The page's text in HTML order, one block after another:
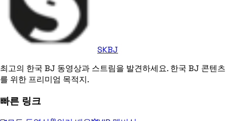
SKBJ
최고의 한국 BJ 동영상과 스트림을 발견하세요. 한국 BJ 콘텐츠
를 위한 프리미엄 목적지.
빠른 링크